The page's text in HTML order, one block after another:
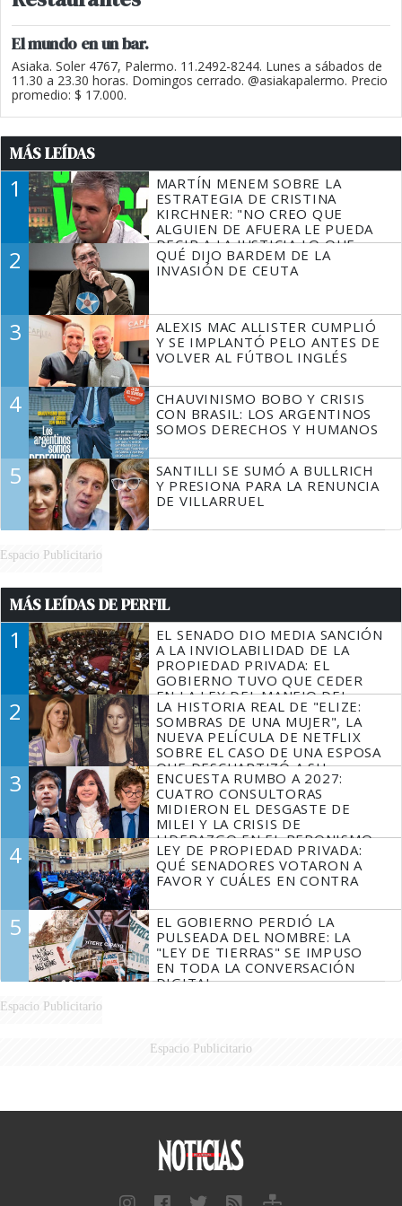
El mundo en un bar.
Asiaka. Soler 4767, Palermo. 11.2492-8244. Lunes a sábados de
11.30 a 23.30 horas. Domingos cerrado. @asiakapalermo. Precio
promedio: $ 17.000.
MÁS LEÍDAS
1
MARTÍN MENEM SOBRE LA
ESTRATEGIA DE CRISTINA
KIRCHNER: "NO CREO QUE
ALGUIEN DE AFUERA LE PUEDA
DECIR A LA JUSTICIA LO QUE
TIENE QUE HACER"
2
QUÉ DIJO BARDEM DE LA
INVASIÓN DE CEUTA
3
ALEXIS MAC ALLISTER CUMPLIÓ
Y SE IMPLANTÓ PELO ANTES DE
VOLVER AL FÚTBOL INGLÉS
4
CHAUVINISMO BOBO Y CRISIS
CON BRASIL: LOS ARGENTINOS
SOMOS DERECHOS Y HUMANOS
5
SANTILLI SE SUMÓ A BULLRICH
Y PRESIONA PARA LA RENUNCIA
DE VILLARRUEL
Espacio Publicitario
MÁS LEÍDAS DE PERFIL
1
EL SENADO DIO MEDIA SANCIÓN
A LA INVIOLABILIDAD DE LA
PROPIEDAD PRIVADA: EL
GOBIERNO TUVO QUE CEDER
EN LA LEY DEL MANEJO DEL
FUEGO
2
LA HISTORIA REAL DE "ELIZE:
SOMBRAS DE UNA MUJER", LA
NUEVA PELÍCULA DE NETFLIX
SOBRE EL CASO DE UNA ESPOSA
QUE DESCUARTIZÓ A SU
MARIDO
3
ENCUESTA RUMBO A 2027:
CUATRO CONSULTORAS
MIDIERON EL DESGASTE DE
MILEI Y LA CRISIS DE
LIDERAZGO EN EL PERONISMO
4
LEY DE PROPIEDAD PRIVADA:
QUÉ SENADORES VOTARON A
FAVOR Y CUÁLES EN CONTRA
5
EL GOBIERNO PERDIÓ LA
PULSEADA DEL NOMBRE: LA
"LEY DE TIERRAS" SE IMPUSO
EN TODA LA CONVERSACIÓN
DIGITAL
Espacio Publicitario
Espacio Publicitario